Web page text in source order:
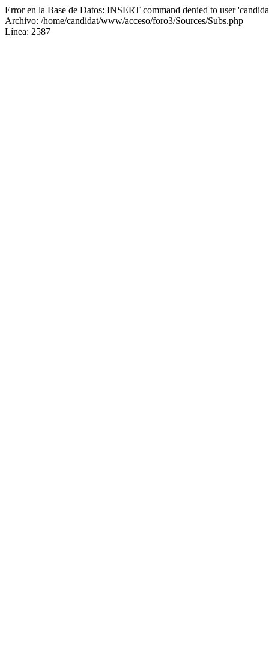
Error en la Base de Datos: INSERT command denied to user
Archivo: /home/candidat/www/acceso/foro3/Sources/Subs.php
Línea: 2587